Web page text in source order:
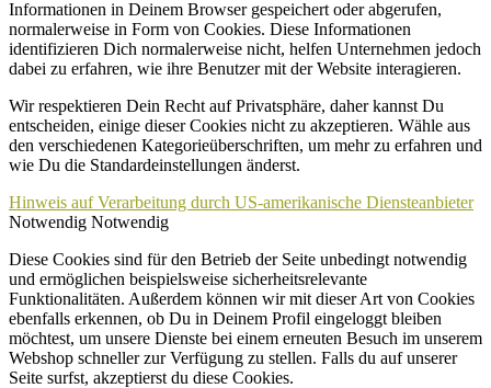
Informationen in Deinem Browser gespeichert oder abgerufen,
normalerweise in Form von Cookies. Diese Informationen
identifizieren Dich normalerweise nicht, helfen Unternehmen jedoch
dabei zu erfahren, wie ihre Benutzer mit der Website interagieren.
Wir respektieren Dein Recht auf Privatsphäre, daher kannst Du
entscheiden, einige dieser Cookies nicht zu akzeptieren. Wähle aus
den verschiedenen Kategorieüberschriften, um mehr zu erfahren und
wie Du die Standardeinstellungen änderst.
Hinweis auf Verarbeitung durch US-amerikanische Diensteanbieter
Notwendig Notwendig
Diese Cookies sind für den Betrieb der Seite unbedingt notwendig
und ermöglichen beispielsweise sicherheitsrelevante
Funktionalitäten. Außerdem können wir mit dieser Art von Cookies
ebenfalls erkennen, ob Du in Deinem Profil eingeloggt bleiben
möchtest, um unsere Dienste bei einem erneuten Besuch im unserem
Webshop schneller zur Verfügung zu stellen. Falls du auf unserer
Seite surfst, akzeptierst du diese Cookies.